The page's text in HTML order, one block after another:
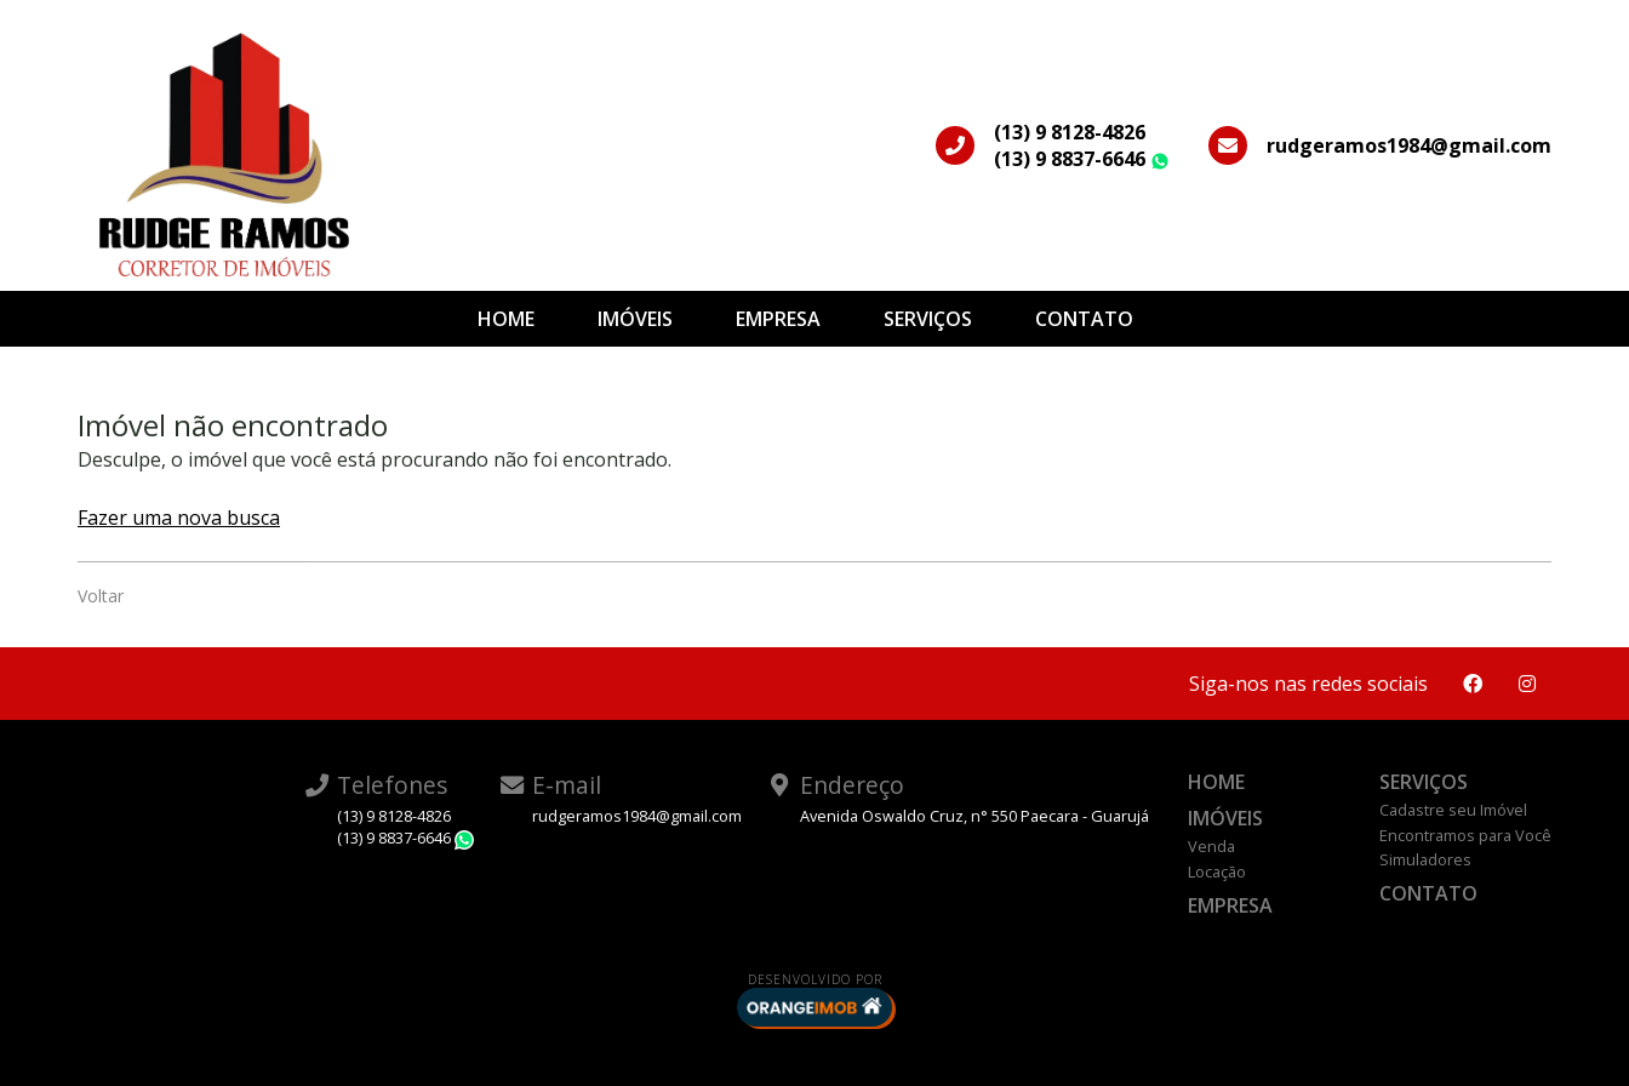
(13) 9 8128-4826
(13) 9 8837-6646
WhatsApp
rudgeramos1984@gmail.com
HOME IMÓVEIS EMPRESA SERVIÇOS CONTATO
Imóvel não encontrado
Desculpe, o imóvel que você está procurando não foi encontrado.
Fazer uma nova busca
Voltar
Siga-nos nas redes sociais
Telefones
(13) 9 8128-4826
(13) 9 8837-6646
E-mail
rudgeramos1984@gmail.com
Endereço
Avenida Oswaldo Cruz, n° 550 Paecara - Guarujá
HOME
IMÓVEIS
Venda
Locação
EMPRESA
SERVIÇOS
Cadastre seu Imóvel
Encontramos para Você
Simuladores
CONTATO
DESENVOLVIDO POR